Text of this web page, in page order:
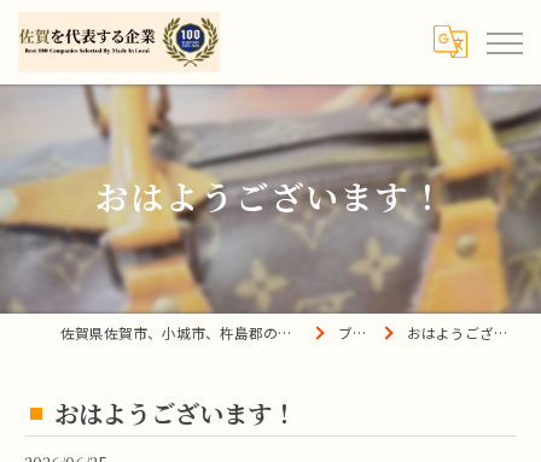
おはようございます！
佐賀県佐賀市、小城市、杵島郡の買取は宝の蔵へ ブログ おはようございます！
おはようございます！